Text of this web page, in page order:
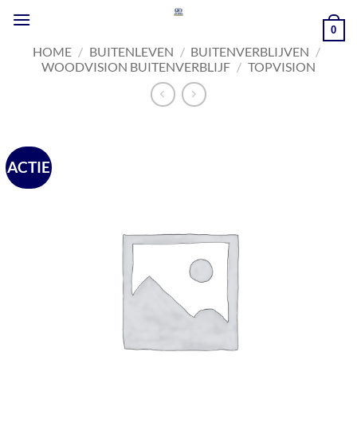
naar
inhoud
0
HOME / BUITENLEVEN / BUITENVERBLIJVEN /
WOODVISION BUITENVERBLIJF / TOPVISION
ACTIE